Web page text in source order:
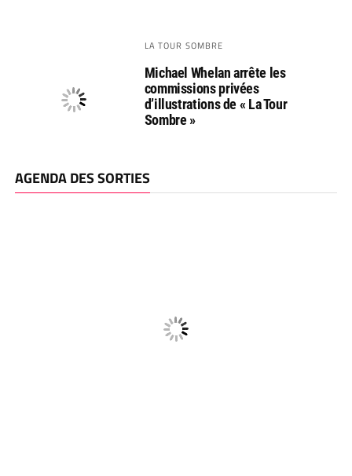
LA TOUR SOMBRE
Michael Whelan arrête les
commissions privées
d’illustrations de « La Tour
Sombre »
AGENDA DES SORTIES